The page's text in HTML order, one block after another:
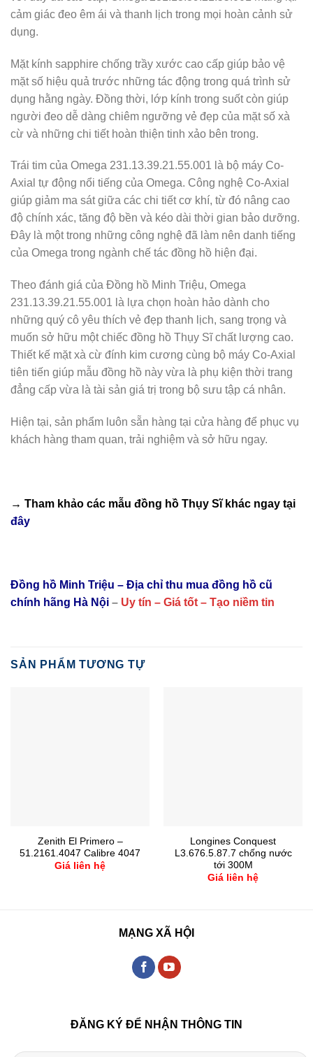
cảm giác đeo êm ái và thanh lịch trong mọi hoàn cảnh sử
dụng.
Mặt kính sapphire chống trầy xước cao cấp giúp bảo vệ
mặt số hiệu quả trước những tác động trong quá trình sử
dụng hằng ngày. Đồng thời, lớp kính trong suốt còn giúp
người đeo dễ dàng chiêm ngưỡng vẻ đẹp của mặt số xà
cừ và những chi tiết hoàn thiện tinh xảo bên trong.
Trái tim của Omega 231.13.39.21.55.001 là bộ máy Co-
Axial tự động nổi tiếng của Omega. Công nghệ Co-Axial
giúp giảm ma sát giữa các chi tiết cơ khí, từ đó nâng cao
độ chính xác, tăng độ bền và kéo dài thời gian bảo dưỡng.
Đây là một trong những công nghệ đã làm nên danh tiếng
của Omega trong ngành chế tác đồng hồ hiện đại.
Theo đánh giá của Đồng hồ Minh Triệu, Omega
231.13.39.21.55.001 là lựa chọn hoàn hảo dành cho
những quý cô yêu thích vẻ đẹp thanh lịch, sang trọng và
muốn sở hữu một chiếc đồng hồ Thụy Sĩ chất lượng cao.
Thiết kế mặt xà cừ đính kim cương cùng bộ máy Co-Axial
tiên tiến giúp mẫu đồng hồ này vừa là phụ kiện thời trang
đẳng cấp vừa là tài sản giá trị trong bộ sưu tập cá nhân.
Hiện tại, sản phẩm luôn sẵn hàng tại cửa hàng để phục vụ
khách hàng tham quan, trải nghiệm và sở hữu ngay.
→ Tham khảo các mẫu đồng hồ Thụy Sĩkhác ngay tại
đây
Đồng hồ Minh Triệu – Địa chỉ thu mua đồng hồ cũ
chính hãng Hà Nội – Uy tín – Giá tốt – Tạo niềm tin
SẢN PHẨM TƯƠNG TỰ
Zenith El Primero –
51.2161.4047 Calibre 4047
Giá liên hệ
Longines Conquest
L3.676.5.87.7 chống nước
tới 300M
Giá liên hệ
MẠNG XÃ HỘI
ĐĂNG KÝ ĐỂ NHẬN THÔNG TIN